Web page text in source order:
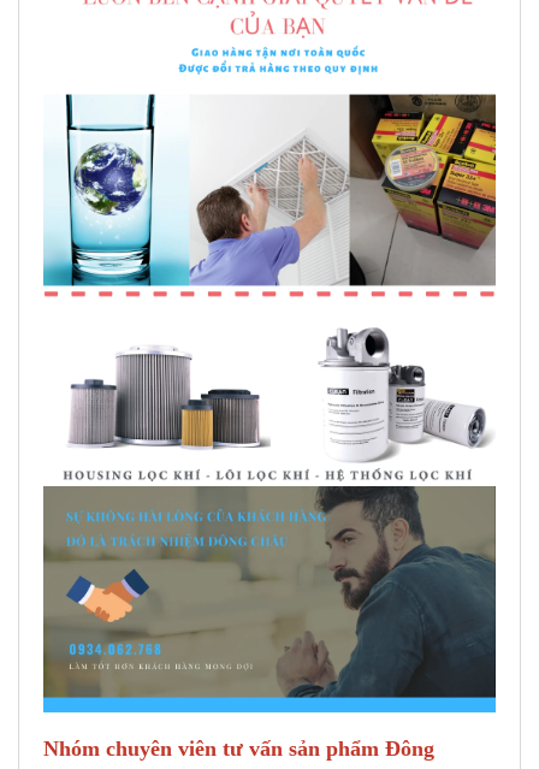
Nhóm chuyên viên tư vấn sản phẩm Đông